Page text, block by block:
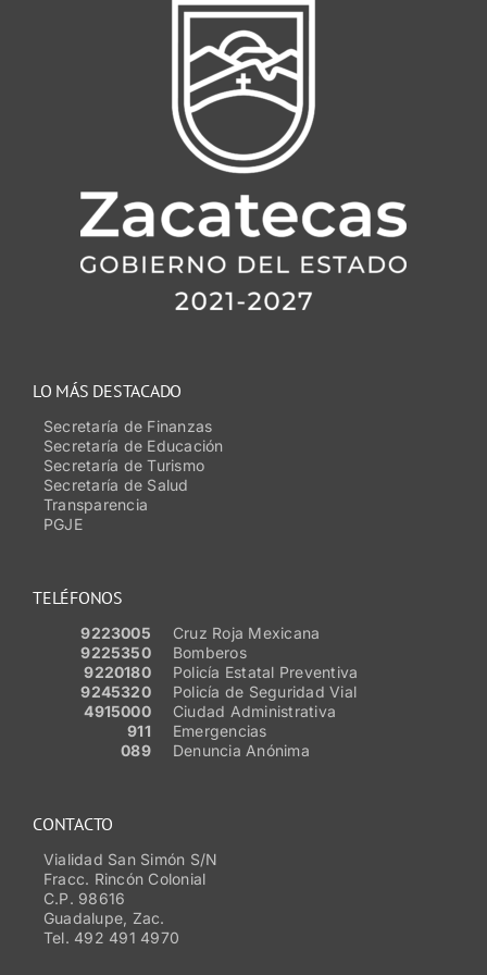
TELÉFONOS
9223005
Cruz Roja Mexicana
9225350
Bomberos
9220180
Policía Estatal Preventiva
9245320
Policía de Seguridad Vial
4915000
Ciudad Administrativa
911
Emergencias
089
Denuncia Anónima
LO MÁS DESTACADO
Secretaría de Finanzas
Secretaría de Educación
Secretaría de Turismo
Secretaría de Salud
Transparencia
PGJE
CONTACTO
Vialidad San Simón S/N
Fracc. Rincón Colonial
C.P. 98616
Guadalupe, Zac.
Tel. 492 491 4970